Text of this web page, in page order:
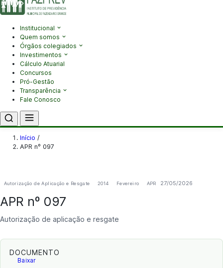
Institucional
Quem somos
Órgãos colegiados
Investimentos
Cálculo Atuarial
Concursos
Pró-Gestão
Transparência
Fale Conosco
Início /
APR nº 097
Autorização de Aplicação e Resgate 2014 Fevereiro APR 27/05/2026
APR nº 097
Autorização de aplicação e resgate
DOCUMENTO
Baixar